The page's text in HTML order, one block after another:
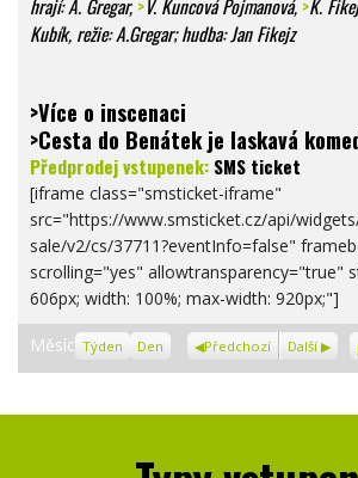
hrají: A. Gregar, >V. Kuncová Pojmanová, >K.
Kubík, režie: A.Gregar; hudba: Jan Fikejz
>Více o inscenaci
>Cesta do Benátek je laskavá
Předprodej vstupenek: SMS ticket
[iframe class="smsticket-iframe"
src="https://www.smsticket.cz/api/
sale/v2/cs/37711?eventInfo=false"
scrolling="yes" allowtransparency="true"
606px; width: 100%; max-width: 920px;"]
Měsíc Týden Den Předchozí Další